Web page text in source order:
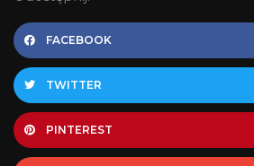
FACEBOOK
TWITTER
PINTEREST